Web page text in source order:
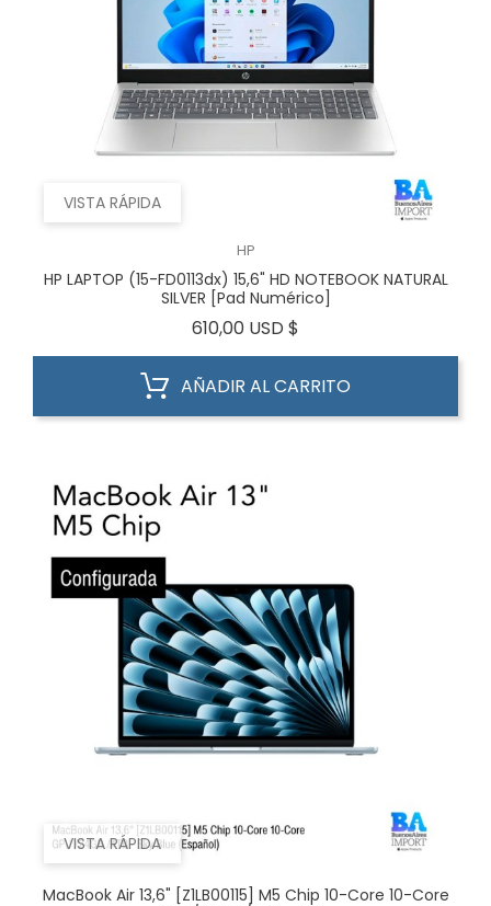
VISTA RÁPIDA
HP
HP LAPTOP (15-FD0113dx) 15,6" HD NOTEBOOK NATURAL
SILVER [Pad Numérico]
610,00 USD $
AÑADIR AL CARRITO
VISTA RÁPIDA
MacBook Air 13,6" [Z1LB00115] M5 Chip 10-Core 10-Core